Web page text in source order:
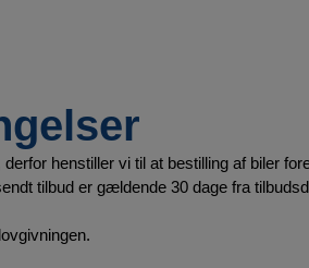
henstiller vi til at bestilling af biler
tilbud er gældende 30 dage fra